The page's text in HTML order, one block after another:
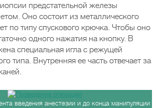
предстательной железы
Оно состоит из металлического
по типу спускового крючка. Чтобы оно
одного нажатия на кнопку. В
специальная игла с режущей
типа. Внутренняя ее часть отвечает за
введения анестезии и до конца манипуляции